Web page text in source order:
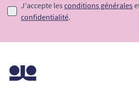
J'accepte les conditions générales
confidentialité.